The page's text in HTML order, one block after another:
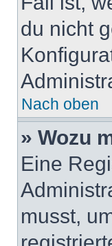
du nicht
Nach oben
» Wozu
Eine
musst,